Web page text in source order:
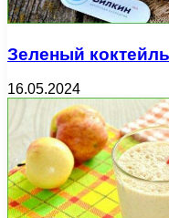
Зеленый
16.05.2024